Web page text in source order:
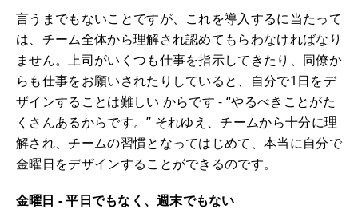
言うまでもないことですが、これを導入するに当たって
は、チーム全体から理解され認めてもらわなければなり
ません。上司がいくつも仕事を指示してきたり、同僚か
らも仕事をお願いされたりしていると、自分で1日をデ
ザインすることは難しい からです - “やるべきことがた
くさんあるからです。” それゆえ、チームから十分に理
解され、チームの習慣となってはじめて、本当に自分で
金曜日をデザインすることができるのです。
金曜日 - 平日でもなく、週末でもない